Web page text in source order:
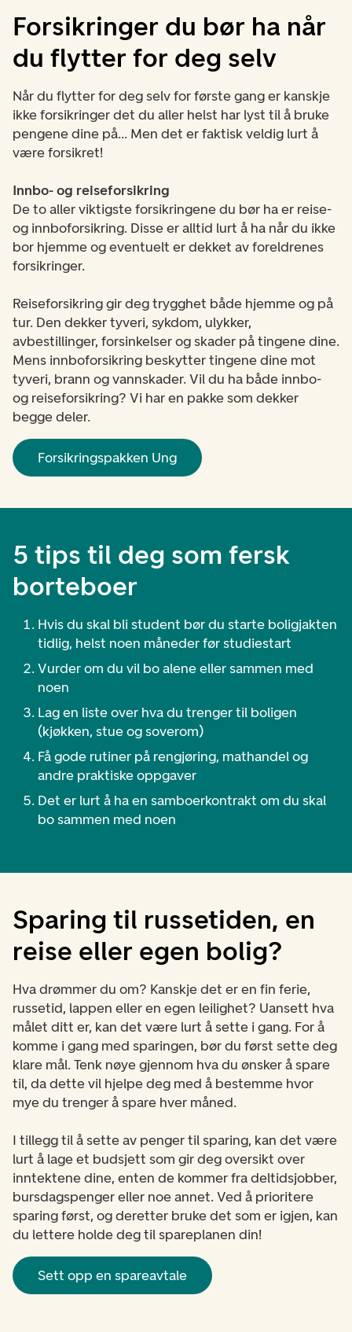
Forsikringer du bør ha når
du flytter for deg selv
Når du flytter for deg selv for første gang er kanskje
ikke forsikringer det du aller helst har lyst til å bruke
pengene dine på... Men det er faktisk veldig lurt å
være forsikret!
Innbo- og reiseforsikring
De to aller viktigste forsikringene du bør ha er reise-
og innboforsikring. Disse eralltid lurt å ha når du ikke
bor hjemme og eventuelt er dekket av foreldrenes
forsikringer.
Reiseforsikring gir deg trygghet både hjemme og på
tur. Den dekker tyveri, sykdom, ulykker,
avbestillinger, forsinkelser og skader på tingene dine.
Mens innboforsikring beskytter tingene dine mot
tyveri, brann og vannskader. Vil du ha både innbo-
og reiseforsikring? Vi har en pakke som dekker
begge deler.
Forsikringspakken Ung
5 tips til deg som fersk
borteboer
Hvis du skal bli student bør du starte boligjakten
tidlig, helst noen måneder før studiestart
Vurder om du vil bo alene eller sammen med
noen
Lag en liste over hva du trenger til boligen
(kjøkken, stue og soverom)
Få gode rutiner på rengjøring, mathandel og
andre praktiske oppgaver
Det er lurt å ha en samboerkontrakt om du skal
bo sammen med noen
Sparing til russetiden, en
reise eller egen bolig?
Hva drømmer du om? Kanskje det er en fin ferie,
russetid, lappen eller en egen leilighet? Uansett hva
målet ditt er, kan det være lurt å sette i gang. For å
komme i gang med sparingen, bør du først sette deg
klare mål. Tenk nøye gjennom hva du ønsker å spare
til, da dette vil hjelpe deg med å bestemme hvor
mye du trenger å spare hver måned.
I tillegg til å sette av penger til sparing, kan det være
lurt å lage et budsjett som gir deg oversikt over
inntektene dine, enten de kommer fra deltidsjobber,
bursdagspenger eller noe annet. Ved å prioritere
sparing først, og deretter bruke det som er igjen, kan
du lettere holde deg til spareplanen din!
Sett opp en spareavtale